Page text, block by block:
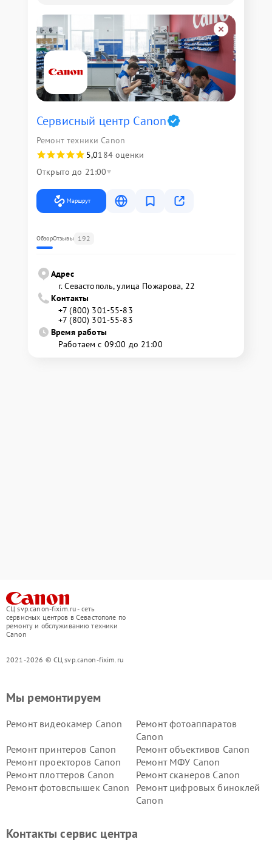
Сервисный центр Canon
Ремонт техники Canon
5,0184 оценки
Открыто до 21:00
Маршрут
ОбзорОтзывы 192
Адрес
г. Севастополь, улица Пожарова, 22
Контакты
+7 (800) 301-55-83
+7 (800) 301-55-83
Время работы
Работаем с 09:00 до 21:00
СЦ svp.canon-fixim.ru - сеть
сервисных центров в Севастополе по
ремонту и обслуживанию техники
Canon
2021-2026 © СЦ svp.canon-fixim.ru
Мы ремонтируем
Ремонт видеокамер Canon
Ремонт фотоаппаратов
Canon
Ремонт принтеров Canon
Ремонт объективов Canon
Ремонт проекторов Canon
Ремонт МФУ Canon
Ремонт плоттеров Canon
Ремонт сканеров Canon
Ремонт фотовспышек Canon
Ремонт цифровых биноклей
Canon
Контакты сервис центра